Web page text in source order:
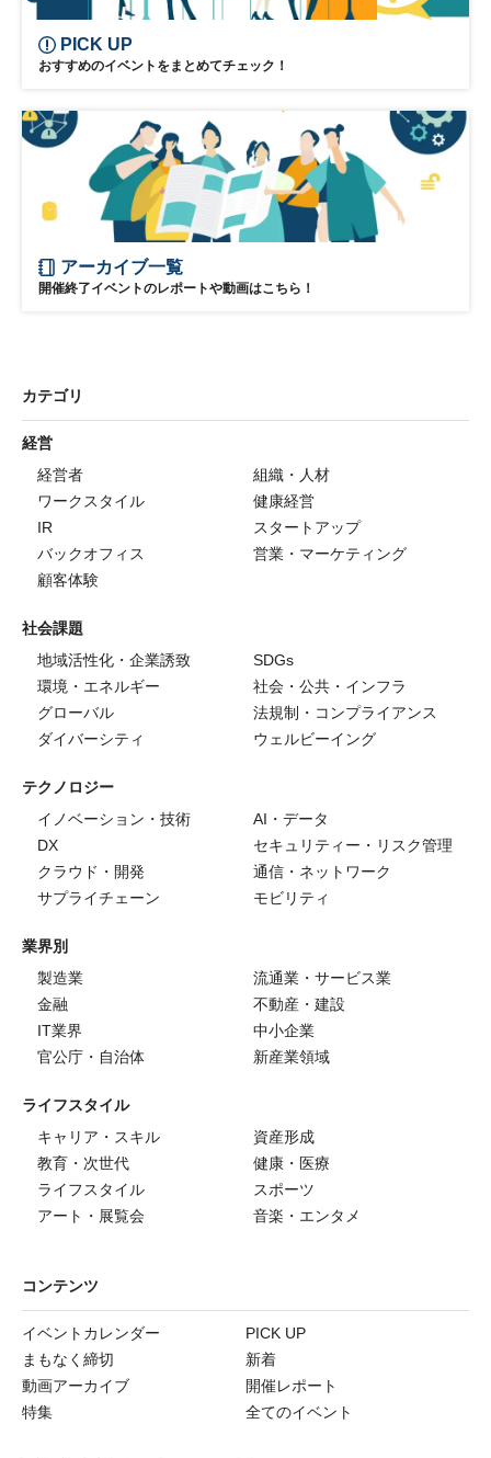
PICK UP
おすすめのイベントをまとめてチェック！
アーカイブ一覧
開催終了イベントのレポートや動画はこちら！
カテゴリ
経営
経営者
組織・人材
ワークスタイル
健康経営
IR
スタートアップ
バックオフィス
営業・マーケティング
顧客体験
社会課題
地域活性化・企業誘致
SDGs
環境・エネルギー
社会・公共・インフラ
グローバル
法規制・コンプライアンス
ダイバーシティ
ウェルビーイング
テクノロジー
イノベーション・技術
AI・データ
DX
セキュリティー・リスク管理
クラウド・開発
通信・ネットワーク
サプライチェーン
モビリティ
業界別
製造業
流通業・サービス業
金融
不動産・建設
IT業界
中小企業
官公庁・自治体
新産業領域
ライフスタイル
キャリア・スキル
資産形成
教育・次世代
健康・医療
ライフスタイル
スポーツ
アート・展覧会
音楽・エンタメ
コンテンツ
イベントカレンダー
PICK UP
まもなく締切
新着
動画アーカイブ
開催レポート
特集
全てのイベント